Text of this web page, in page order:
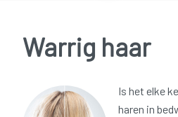
Warrig haar
Is het elke
haren in